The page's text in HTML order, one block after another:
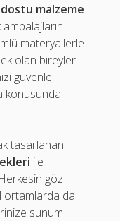
malzeme
materyallerle
olan bireyler
güvenle
konusunda
tasarlanan
ile
göz
ortamlarda da
sunum